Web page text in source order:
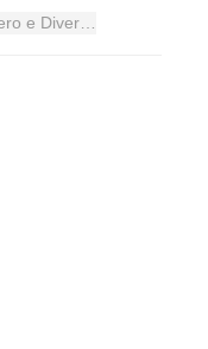
Sport, Tempo Libero e Divertimento nel Lazio